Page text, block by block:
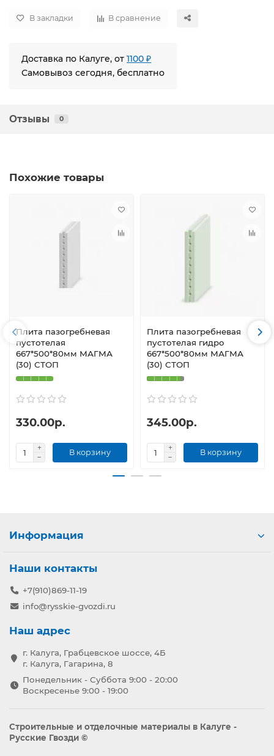
В закладки В сравнение
Доставка по Калуге, от 1100 ₽
Самовывоз сегодня, бесплатно
Отзывы 0
Похожие товары
Плита пазогребневая
пустотелая
667*500*80мм МАГМА
(30) СТОП
330.00р.
В корзину
Плита пазогребневая
пустотелая гидро
667*500*80мм МАГМА
(30) СТОП
345.00р.
В корзину
Информация
Наши контакты
+7(910)869-11-19
info@rysskie-gvozdi.ru
Наш адрес
г. Калуга, Грабцевское шоссе, 4Б
г. Калуга, Гагарина, 8
Понедельник - Суббота 9:00 - 20:00
Воскресенье 9:00 - 19:00
Строительные и отделочные материалы в Калуге -
Русские Гвозди ©